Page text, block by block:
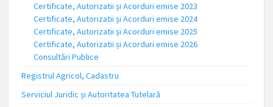
Certificate, Autorizatii și Acorduri emise 2023
Certificate, Autorizatii și Acorduri emise 2024
Certificate, Autorizatii și Acorduri emise 2025
Certificate, Autorizatii și Acorduri emise 2026
Consultări Publice
Registrul Agricol, Cadastru
Serviciul Juridic și Autoritatea Tutelară